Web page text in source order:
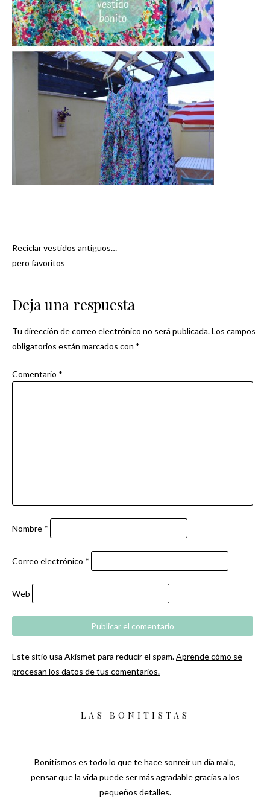
Navegación
Reciclar vestidos antiguos…
pero favoritos
Deja una respuesta
Tu dirección de correo electrónico no será publicada.Los campos
obligatorios están marcados con *
Comentario *
Nombre *
Correo electrónico *
Web
Este sitio usa Akismet para reducir el spam.Aprende cómo se
procesan los datos de tus comentarios.
LAS BONITISTAS
Bonitismos es todo lo que te hace sonreír un día malo,
pensar que la vida puede ser más agradable gracias a los
pequeños detalles.